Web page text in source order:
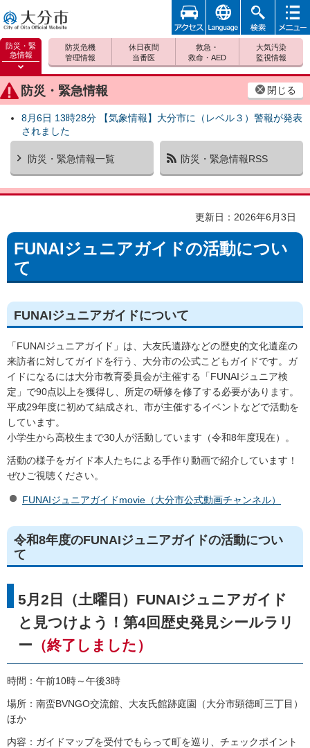
大分市
防災・緊
急情報
防災緊
急情報
を開く
防災・緊急情報 閉じる
8月6日 13時28分 【気象情報】大分市に（レベル３）警報が発表
されました
防災・緊急情報一覧 防災・緊急情報RSS
防災危機
管理情報
休日夜間
当番医
救急・
救命・AED
大気汚染
監視情報
アクセ
ス
foreign 検索
メニュ
更新日：2026年6月3日
FUNAIジュニアガイドの活動につい
て
FUNAIジュニアガイドについて
「FUNAIジュニアガイド」は、大友氏遺跡などの歴史的文化遺産の
来訪者に対してガイドを行う、大分市の公式こどもガイドです。ガ
イドになるには大分市教育委員会が主催する「FUNAIジュニア検
定」で90点以上を獲得し、所定の研修を修了する必要があります。
平成29年度に初めて結成され、市が主催するイベントなどで活動を
しています。
小学生から高校生まで30人が活動しています（令和8年度現在）。
活動の様子をガイド本人たちによる手作り動画で紹介しています！
ぜひご視聴ください。
FUNAIジュニアガイドmovie（大分市公式動画チャンネル）
令和8年度のFUNAIジュニアガイドの活動につい
て
5月2日（土曜日）FUNAIジュニアガイド
と見つけよう！第4回歴史発見シールラリ
ー （終了しました）
時間：午前10時～午後3時
場所：南蛮BVNGO交流館、大友氏館跡庭園（大分市顕徳町三丁目）
ほか
内容：ガイドマップを受付でもらって町を巡り、チェックポイント